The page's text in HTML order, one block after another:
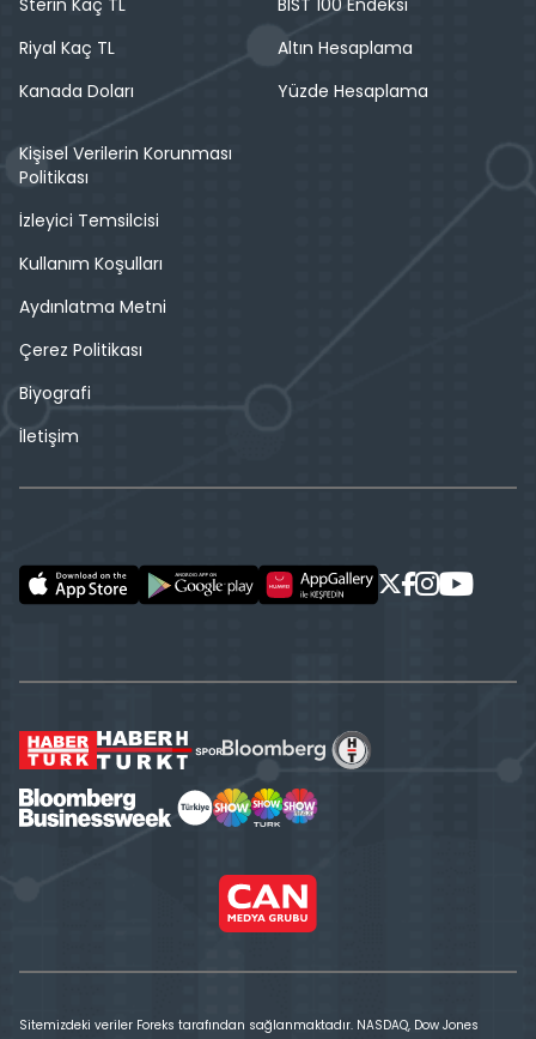
Sterin Kaç TL
Riyal Kaç TL
Kanada Doları
BIST 100 Endeksi
Altın Hesaplama
Yüzde Hesaplama
Kişisel Verilerin Korunması
Politikası
İzleyici Temsilcisi
Kullanım Koşulları
Aydınlatma Metni
Çerez Politikası
Biyografi
İletişim
Sitemizdeki veriler Foreks tarafından sağlanmaktadır. NASDAQ, Dow Jones